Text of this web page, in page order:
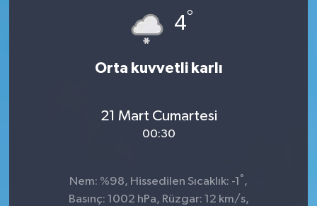
4°
Orta kuvvetli karlı
21 Mart Cumartesi
00:30
Nem: %98, Hissedilen Sıcaklık: -1 ° ,
Basınç: 1002 hPa, Rüzgar: 12 km/s,